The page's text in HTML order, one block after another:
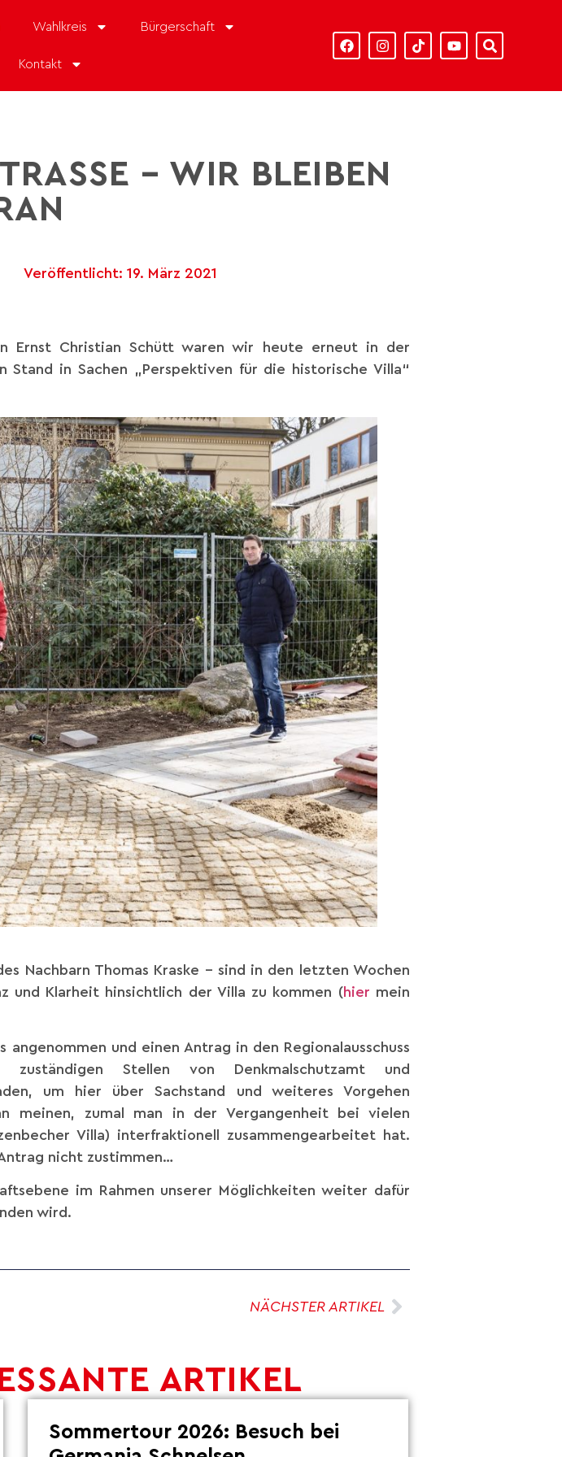
Wahlkreis Bürgerschaft
Kontakt
– WIR BLEIBEN D
Veröffentlicht: 19. März 2021
Ernst Christian Schütt waren wir heute erneut in der
in Sachen „Perspektiven für die historische Villa“
Nachbarn Thomas Kraske – sind in den letzten Wochen
und Klarheit hinsichtlich der Villa zu kommen (hier mein
und einen Antrag in den Regionalausschuss
Stellen von Denkmalschutzamt und
um hier über Sachstand und weiteres Vorgehen
meinen, zumal man in der Vergangenheit bei vielen
Villa) interfraktionell zusammengearbeitet hat.
nicht zustimmen…
im Rahmen unserer Möglichkeiten weiter dafür
wird.
NÄCHSTER ARTIKEL
ARTIKEL
Sommertour 2026: Besuch bei